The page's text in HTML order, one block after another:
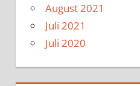
August 2021
Juli 2021
Juli 2020